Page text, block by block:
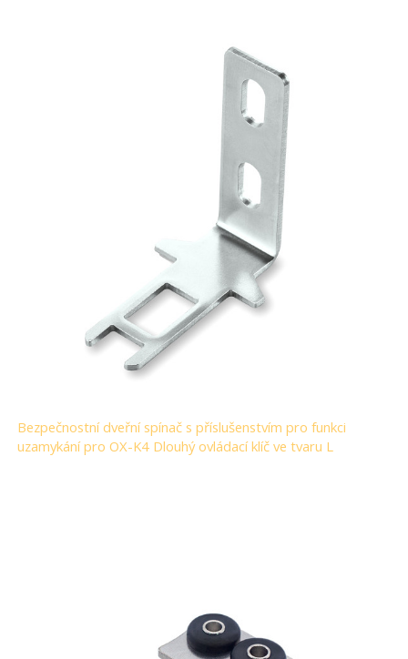
Bezpečnostní dveřní spínač s příslušenstvím pro funkci
uzamykání pro OX-K4 Dlouhý ovládací klíč ve tvaru L